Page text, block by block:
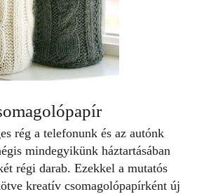
rég a telefonunk és az autónk
mindegyikünk háztartásában
régi darab. Ezekkel a mutatós
kreatív csomagolópapírként új